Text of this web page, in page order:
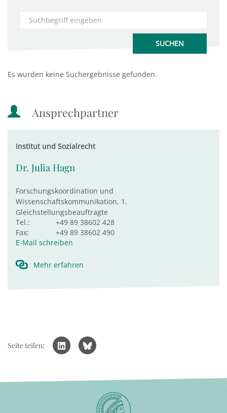
Es wurden keine Suchergebnisse gefunden.
Ansprechpartner
Institut und Sozialrecht
Dr. Julia Hagn
Forschungskoordination und
Wissenschaftskommunikation, 1.
Gleichstellungsbeauftragte
Tel.:
+49 89 38602 428
Fax:
+49 89 38602 490
E-Mail schreiben
Mehr erfahren
Seite teilen: